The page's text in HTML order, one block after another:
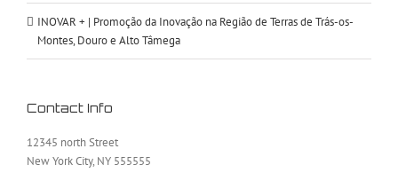
INOVAR + | Promoção da Inovação na Região de Terras de Trás-os-
Montes, Douro e Alto Tâmega
Contact Info
12345 north Street
New York City, NY 555555